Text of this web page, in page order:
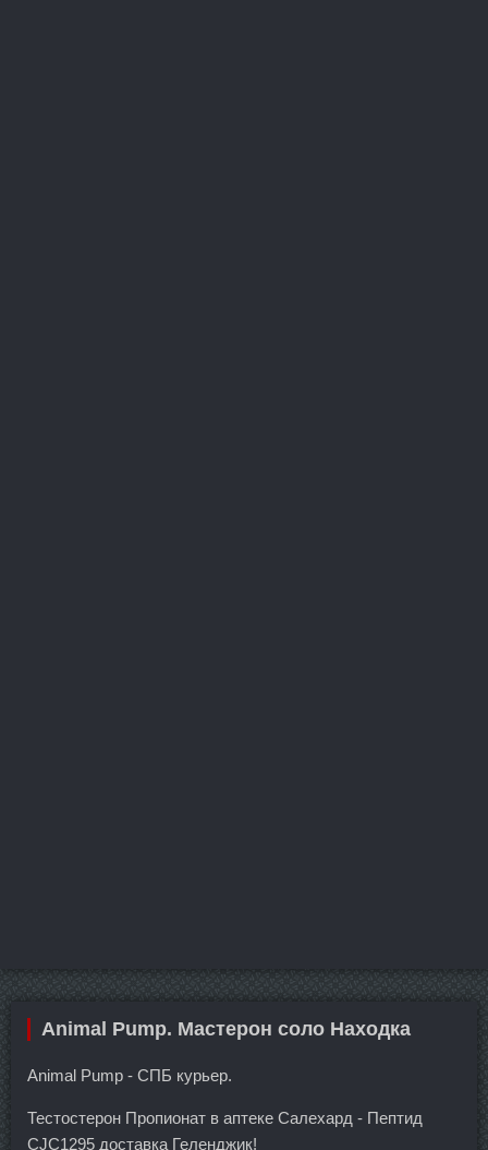
Animal Pump. Мастерон соло Находка
Animal Pump - СПБ курьер.
Тестостерон Пропионат в аптеке Салехард - Пептид
CJC1295 доставка Геленджик!